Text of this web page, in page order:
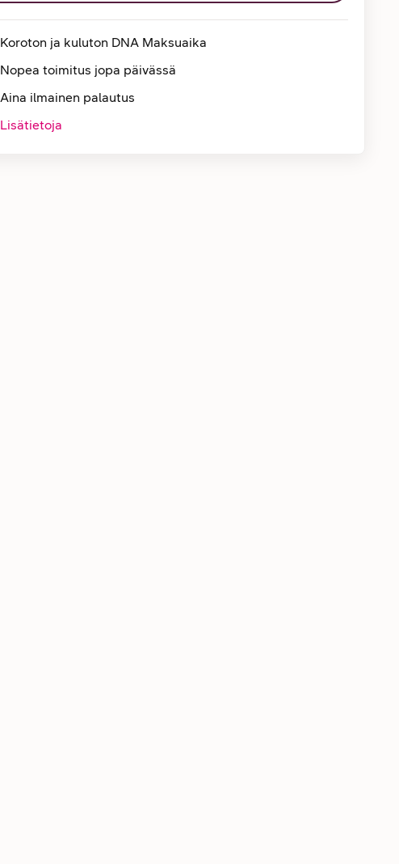
Koroton ja kuluton DNA Maksuaika
Nopea toimitus jopa päivässä
Aina ilmainen palautus
Lisätietoja